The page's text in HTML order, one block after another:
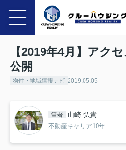
【2019年4月】アク
公開
物件・地域情報ナビ 2019.05.05
筆者 山崎 弘貴
不動産キャリア10年